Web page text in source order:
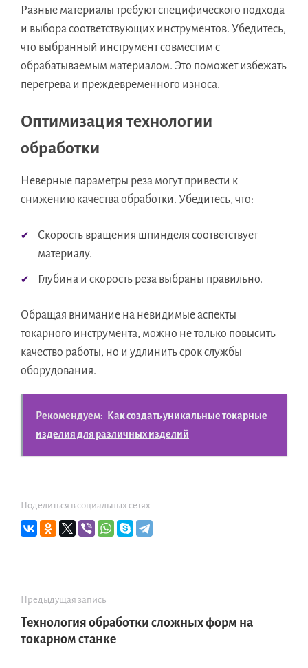
Разные материалы требуют специфического подхода
и выбора соответствующих инструментов. Убедитесь,
что выбранный инструмент совместим с
обрабатываемым материалом. Это поможет избежать
перегрева и преждевременного износа.
Оптимизация технологии
обработки
Неверные параметры реза могут привести к
снижению качества обработки. Убедитесь, что:
Скорость вращения шпинделя соответствует
материалу.
Глубина и скорость реза выбраны правильно.
Обращая внимание на невидимые аспекты
токарного инструмента, можно не только повысить
качество работы, но и удлинить срок службы
оборудования.
Рекомендуем:
Как создать уникальные токарные
изделия для различных изделий
Поделиться в социальных сетях
Предыдущая запись
Технология обработки сложных форм на
токарном станке